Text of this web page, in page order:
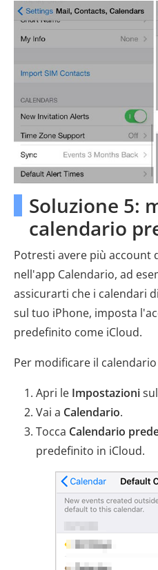
Soluzione 5:
calendario
Potresti avere più account
nell'app Calendario, ad
assicurarti che i calendari
sul tuo iPhone, imposta
predefinito come iCloud.
Per modificare il
Apri le Impostazioni
Vai a Calendario.
Tocca Calendario
predefinito in iCloud.